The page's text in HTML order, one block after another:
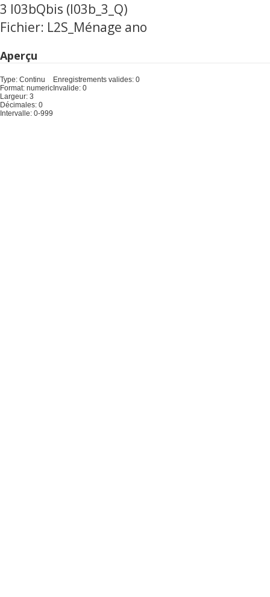
3 I03bQbis (I03b_3_Q)
Fichier: L2S_Ménage ano
Aperçu
Type: Continu
Format: numeric
Largeur: 3
Décimales: 0
Intervalle: 0-999
Enregistrements valides: 0
Invalide: 0